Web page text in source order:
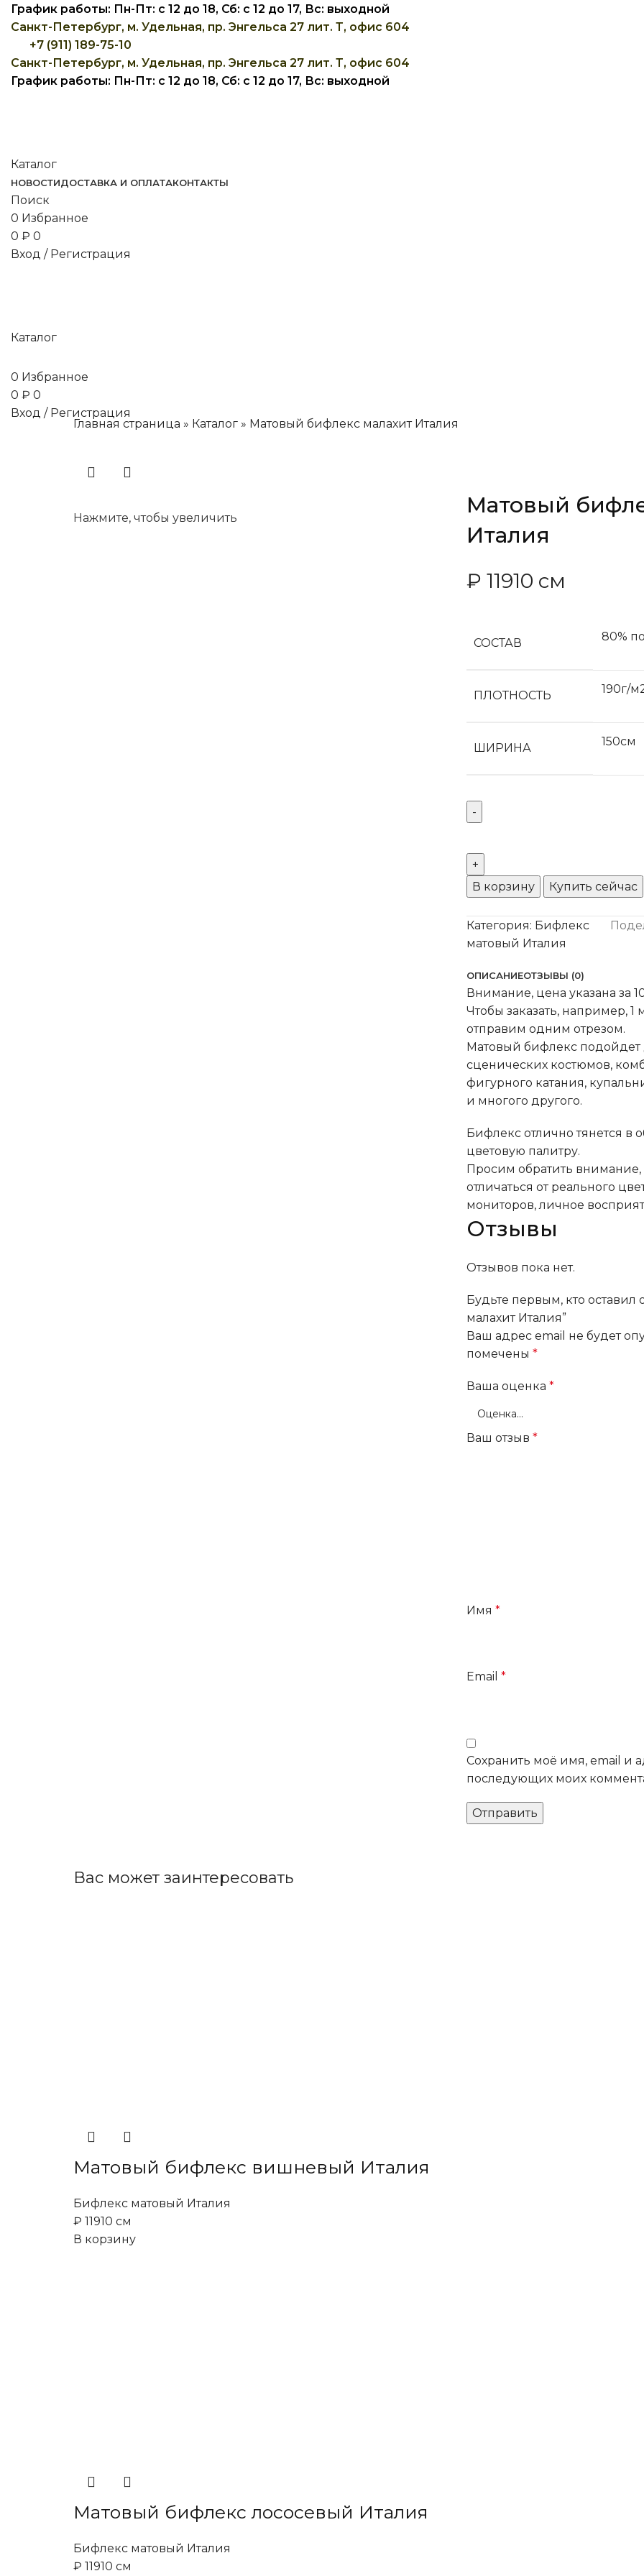
График работы: Пн-Пт: с 12 до 18, Сб: с 12 до 17, Вс: выходной
Санкт-Петербург, м. Удельная, пр. Энгельса 27 лит. Т, офис 604
+7 (911) 189-75-10
Санкт-Петербург, м. Удельная, пр. Энгельса 27 лит. Т, офис 604
График работы: Пн-Пт: с 12 до 18, Сб: с 12 до 17, Вс: выходной
Каталог
НОВОСТИДОСТАВКА И ОПЛАТАКОНТАКТЫ
Поиск
0 Избранное
0 ₽ 0
Вход / Регистрация
Каталог
0 Избранное
0 ₽ 0
Вход / Регистрация
Главная страница » Каталог » Матовый бифлекс малахит Италия
Нажмите, чтобы увеличить
Матовый
Италия
₽ 11910 см
СОСТАВ 80%
ПЛОТНОСТЬ 190г/
ШИРИНА 150см
В корзину Купить сейчас
Категория: Бифлекс
матовый Италия
ОПИСАНИЕОТЗЫВЫ (0)
Внимание, цена указана за
Чтобы заказать, например,
отправим одним отрезом.
Матовый бифлекс
сценических костюмов,
фигурного катания,
и многого другого.
Бифлекс отлично тянется
цветовую палитру.
Просим обратить внимание,
отличаться от реального
мониторов, личное
Отзывы
Отзывов пока нет.
Будьте первым, кто
малахит Италия”
Ваш адрес email не будет
помечены*
Ваша оценка*
Ваш отзыв*
Имя*
Email*
Сохранить моё имя, email и
последующих моих
Вас может заинтересовать
Матовый бифлекс вишневый Италия
Бифлекс матовый Италия
₽ 11910 см
В корзину
Матовый бифлекс лососевый Италия
Бифлекс матовый Италия
₽ 11910 см